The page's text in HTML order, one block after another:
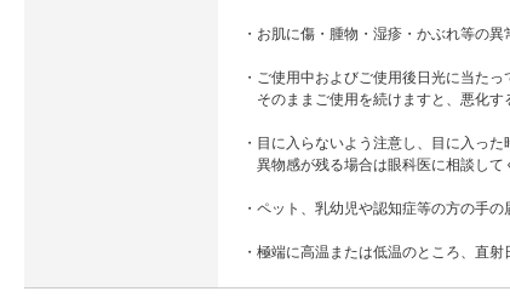
・お肌に傷・腫物・湿疹・かぶれ等の
・ご使用中およびご使用後日光に当た
そのままご使用を続けますと、悪化す
・目に入らないよう注意し、目に入っ
異物感が残る場合は眼科医に相談して
・ペット、乳幼児や認知症等の方の手
・極端に高温または低温のところ、直